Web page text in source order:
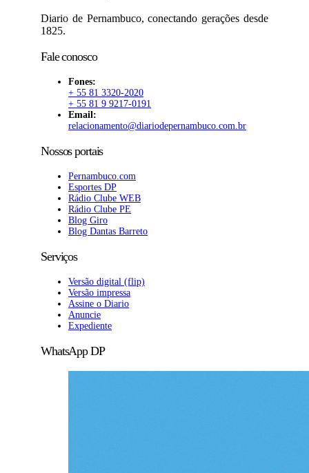
Diario de Pernambuco, conectando gerações desde
1825.
Fale conosco
Fones:
+ 55 81 3320-2020
+ 55 81 9 9217-0191
Email:
relacionamento@diariodepernambuco.com.br
Nossos portais
Pernambuco.com
Esportes DP
Rádio Clube WEB
Rádio Clube PE
Blog Giro
Blog Dantas Barreto
Serviços
Versão digital (flip)
Versão impressa
Assine o Diario
Anuncie
Expediente
WhatsApp DP